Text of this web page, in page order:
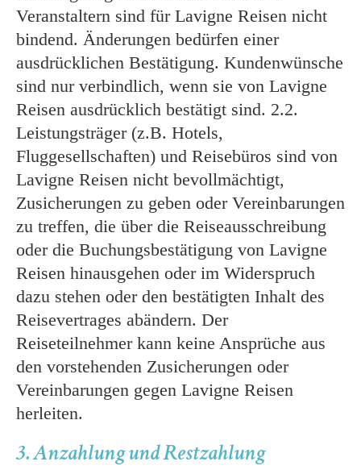
Veranstaltern sind für Lavigne Reisen nicht
bindend. Änderungen bedürfen einer
ausdrücklichen Bestätigung. Kundenwünsche
sind nur verbindlich, wenn sie von Lavigne
Reisen ausdrücklich bestätigt sind. 2.2.
Leistungsträger (z.B. Hotels,
Fluggesellschaften) und Reisebüros sind von
Lavigne Reisen nicht bevollmächtigt,
Zusicherungen zu geben oder Vereinbarungen
zu treffen, die über die Reiseausschreibung
oder die Buchungsbestätigung von Lavigne
Reisen hinausgehen oder im Widerspruch
dazu stehen oder den bestätigten Inhalt des
Reisevertrages abändern. Der
Reiseteilnehmer kann keine Ansprüche aus
den vorstehenden Zusicherungen oder
Vereinbarungen gegen Lavigne Reisen
herleiten.
3. Anzahlung und Restzahlung